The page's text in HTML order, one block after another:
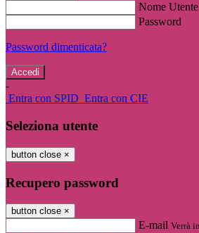
Nome Utente
Password
Password dimenticata?
-
Entra con SPID Entra con CIE
Seleziona utente
button close ×
Recupero password
button close ×
E-mail Verrà